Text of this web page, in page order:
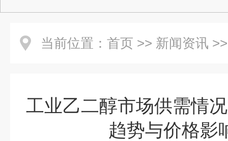
当前位置： 首页 >> 新闻资讯
工业乙二醇市场供需情
趋势与价格影